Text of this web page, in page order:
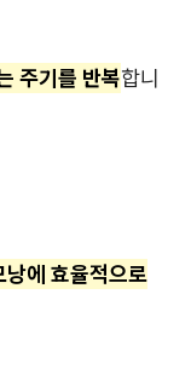
주기를 반복합니
에 효율적으로